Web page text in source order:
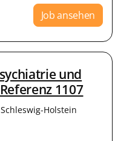
Job ansehen
und
1107
Holstein